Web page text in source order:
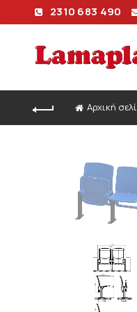
2310 683 490
Αρχική